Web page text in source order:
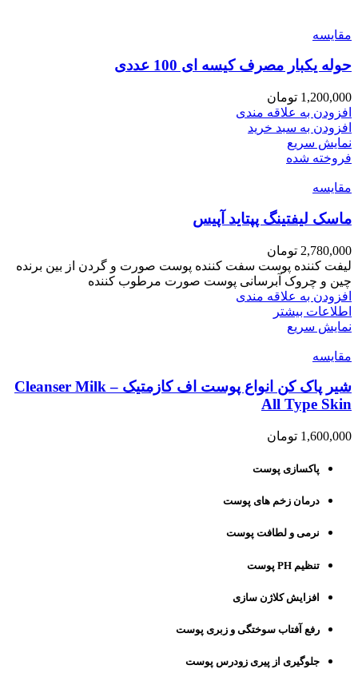
مقايسه
حوله یکبار مصرف کیسه ای 100 عددی
1,200,000 تومان
افزودن به علاقه مندی
افزودن به سبد خرید
نمایش سریع
فروخته شده
مقايسه
ماسک لیفتینگ پپتاید آپیس
2,780,000 تومان
لیفت کننده پوست سفت کننده پوست صورت و گردن از بین برنده
چین و چروک آبرسانی پوست صورت مرطوب کننده
افزودن به علاقه مندی
اطلاعات بیشتر
نمایش سریع
مقايسه
شیر پاک کن انواع پوست اف کازمتیک – Cleanser Milk
All Type Skin
1,600,000 تومان
پاکسازی پوست
درمان زخم های پوست
نرمی و لطافت پوست
تنظیم PH پوست
افزایش کلاژن سازی
رفع آفتاب سوختگی و زبری پوست
جلوگیری از پیری زودرس پوست